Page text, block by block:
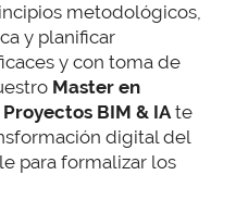
metodológicos,
y planificar
y con toma de
Master en
BIM & IAte
digital del
para formalizar los